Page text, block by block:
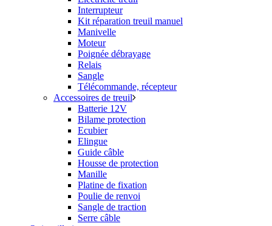
Interrupteur
Kit réparation treuil manuel
Manivelle
Moteur
Poignée débrayage
Relais
Sangle
Télécommande, récepteur
Accessoires de treuil
Batterie 12V
Bilame protection
Ecubier
Elingue
Guide câble
Housse de protection
Manille
Platine de fixation
Poulie de renvoi
Sangle de traction
Serre câble